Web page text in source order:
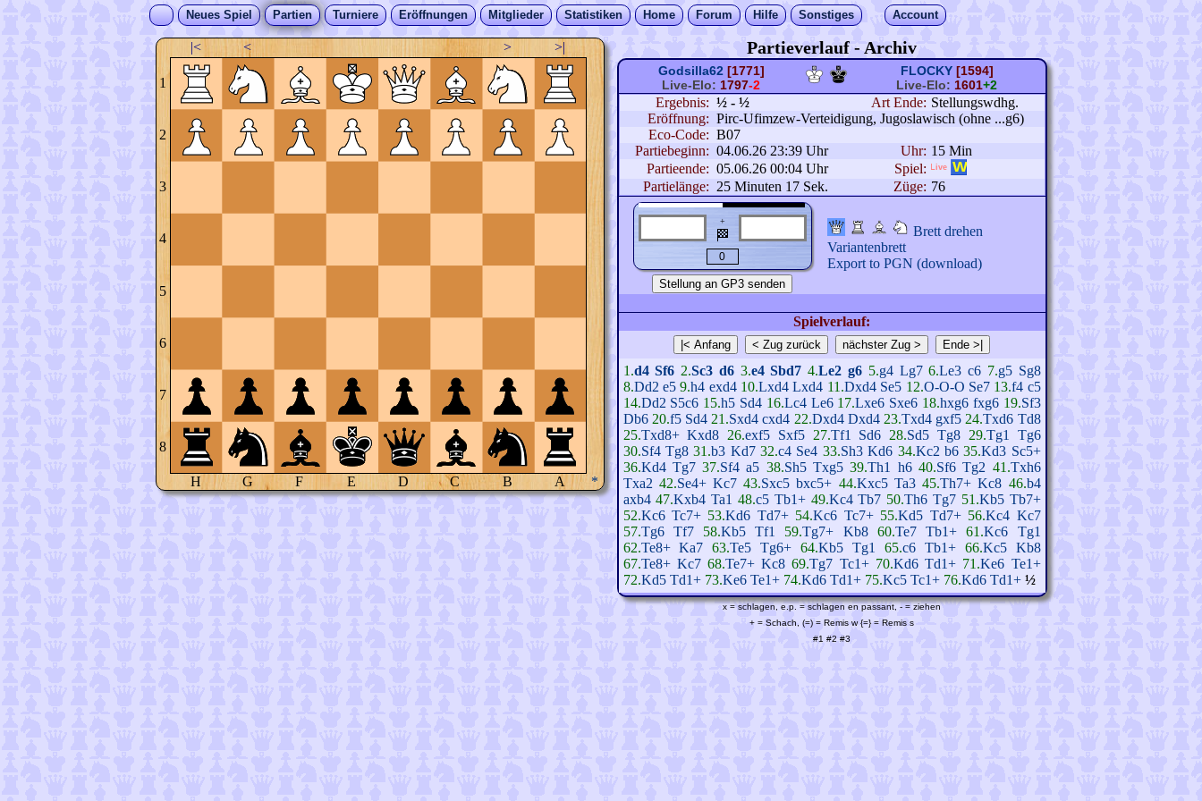
Neues Spiel Partien Turniere Eröffnungen Mitglieder Statistiken Home Forum Hilfe Sonstiges Account
|< < > >|
1
2
3
4
5
6
7
8
H G F E D C B A *
Partieverlauf - Archiv
Godsilla62 [1771]
Live-Elo: 1797-2
FLOCKY [1594]
Live-Elo: 1601+2
Ergebnis: ½ - ½ Art Ende: Stellungswdhg.
Eröffnung: Pirc-Ufimzew-Verteidigung, Jugoslawisch (ohne ...g6)
Eco-Code: B07
Partiebeginn: 04.06.26 23:39 Uhr Uhr: 15 Min
Partieende: 05.06.26 00:04 Uhr
Spiel:
Partielänge: 25 Minuten 17 Sek. Züge: 76
+
🏁
Brett drehen
Variantenbrett
Export to PGN (download)
Spielverlauf:
1.d4 Sf6 2.Sc3 d6 3.e4 Sbd7 4.Le2 g6 5.g4 Lg7 6.Le3 c6 7.g5 Sg8
8.Dd2 e5 9.h4 exd4 10.Lxd4 Lxd4 11.Dxd4 Se5 12.O-O-O Se7 13.f4 c5
14.Dd2 S5c6 15.h5 Sd4 16.Lc4 Le6 17.Lxe6 Sxe6 18.hxg6 fxg6 19.Sf3
Db6 20.f5 Sd4 21.Sxd4 cxd4 22.Dxd4 Dxd4 23.Txd4 gxf5 24.Txd6 Td8
25.Txd8+ Kxd8 26.exf5 Sxf5 27.Tf1 Sd6 28.Sd5 Tg8 29.Tg1
Tg6
30.Sf4 Tg8 31.b3 Kd7 32.c4 Se4 33.Sh3 Kd6 34.Kc2 b6 35.Kd3 Sc5+
36.Kd4 Tg7 37.Sf4 a5 38.Sh5 Txg5 39.Th1 h6 40.Sf6 Tg2 41.Txh6
Txa2 42.Se4+ Kc7 43.Sxc5 bxc5+ 44.Kxc5 Ta3 45.Th7+ Kc8 46.b4
axb4 47.Kxb4 Ta1 48.c5 Tb1+ 49.Kc4 Tb7 50.Th6 Tg7 51.Kb5 Tb7+
52.Kc6 Tc7+ 53.Kd6 Td7+ 54.Kc6 Tc7+ 55.Kd5 Td7+ 56.Kc4 Kc7
57.Tg6 Tf7 58.Kb5 Tf1 59.Tg7+ Kb8 60.Te7 Tb1+ 61.Kc6
Tg1
62.Te8+ Ka7 63.Te5 Tg6+ 64.Kb5 Tg1 65.c6 Tb1+ 66.Kc5
Kb8
67.Te8+ Kc7 68.Te7+ Kc8 69.Tg7 Tc1+ 70.Kd6 Td1+ 71.Ke6 Te1+
72.Kd5 Td1+ 73.Ke6 Te1+ 74.Kd6 Td1+ 75.Kc5 Tc1+ 76.Kd6 Td1+ ½
x = schlagen, e.p. = schlagen en passant, - = ziehen
+ = Schach, (=) = Remis w {=} = Remis s
#1 #2 #3